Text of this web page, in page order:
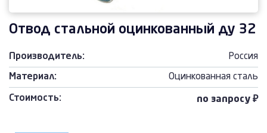
Отвод стальной оцинкованный ду 32
Производитель: Россия
Материал: Оцинкованная сталь
Стоимость: по запросу ₽